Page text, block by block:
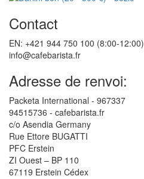
Contact
EN: +421 944 750 100 (8:00-12:00)
info@cafebarista.fr
Adresse de renvoi:
Packeta International - 967337
94515736 - cafebarista.fr
c/o Asendia Germany
Rue Ettore BUGATTI
PFC Erstein
ZI Ouest – BP 110
67119 Erstein Cédex